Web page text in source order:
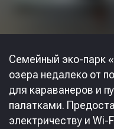
Семейный эко-парк
озера недалеко от
для караванеров и
палатками.
электричеству и Wi-